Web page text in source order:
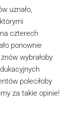
uznało,
czterech
ponownie
wybrałoby
poleciłoby
za takie opinie!